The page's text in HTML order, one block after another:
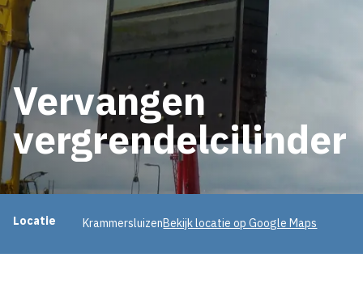
Vervangen
vergrendelcilinder
Projectinformatie
Locatie KrammersluizenBekijk locatie op Google Maps